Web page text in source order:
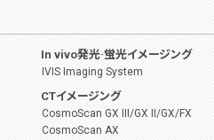
In vivo発光·蛍光イメージング
IVIS Imaging System
CTイメージング
CosmoScan GX III/GX II/GX/FX
CosmoScan AX